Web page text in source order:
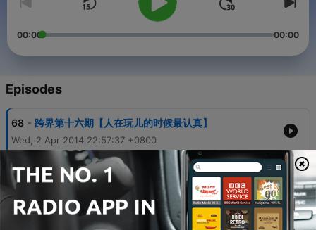
00:00 00:00
Episodes
68 - 跨界第十六期【人在玩儿的时候最认真】
Wed, 2 Apr 2014 22:57:37 +0800
67 - 杭州100越野赛！把握生命里的每一天，赋予每个呼吸
的意义！
跨界第十九期【忙即心亡】